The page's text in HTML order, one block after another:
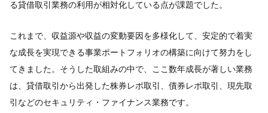
る貸借取引業務の利用が相対化している点が課題でした。
これまで、収益源や収益の変動要因を多様化して、安定的で着実
な成長を実現できる事業ポートフォリオの構築に向けて努力をし
てきました。そうした取組みの中で、ここ数年成長が著しい業務
は、貸借取引から出発した株券レポ取引、債券レポ取引、現先取
引などのセキュリティ・ファイナンス業務です。